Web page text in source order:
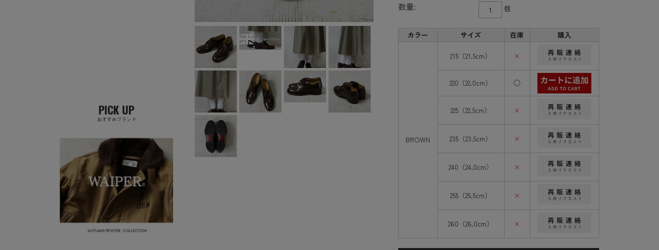
数量: 個
カラー サイズ 在庫 購入
BROWN
215（21.5cm） ×
220（22.0cm） ○
225（22.5cm） ×
235（23.5cm） ×
240（24.0cm） ×
255（25.5cm） ×
260（26.0cm） ×
PICK UP
おすすめブランド